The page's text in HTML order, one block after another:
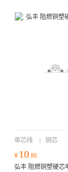
单芯线 铜芯
¥ 10.80
弘丰 阻燃铜塑硬芯